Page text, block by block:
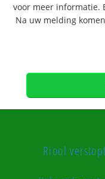
voor meer informatie.
Na uw melding
Riool